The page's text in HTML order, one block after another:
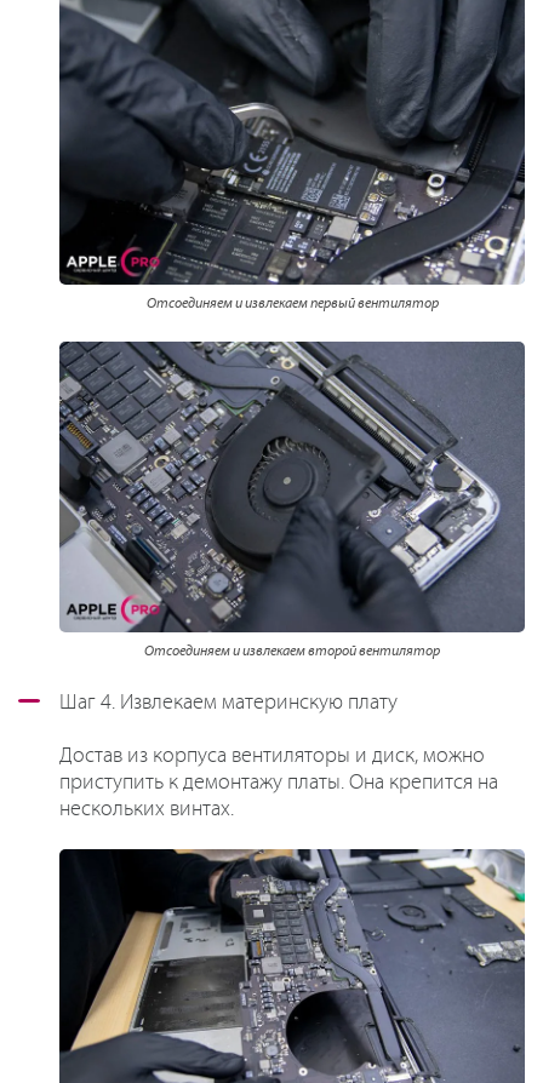
Отсоединяем и извлекаем первый вентилятор
Отсоединяем и извлекаем второй вентилятор
Шаг 4. Извлекаем материнскую плату
Достав из корпуса вентиляторы и диск, можно
приступить к демонтажу платы. Она крепится на
нескольких винтах.